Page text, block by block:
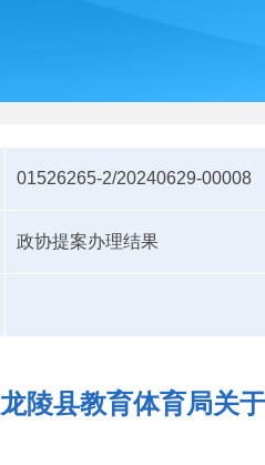
01526265-2/20240629-00008
政协提案办理结果
龙陵县教育体育局关